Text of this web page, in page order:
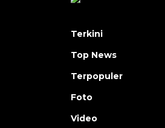
Terkini
Top News
Terpopuler
Foto
Video